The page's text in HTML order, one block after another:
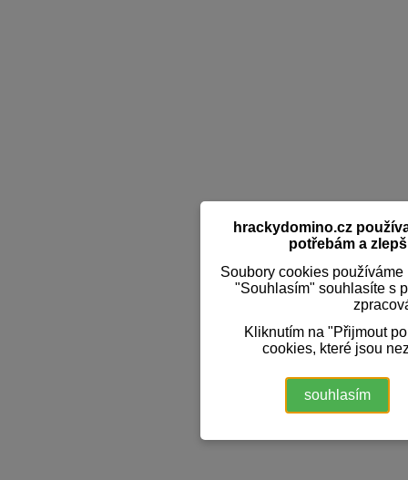
hrackydomino.cz
potřebám a
Soubory cookies
"Souhlasím" souhlasíte s
Kliknutím na "Přijmout
cookies, které jsou
souhlasím